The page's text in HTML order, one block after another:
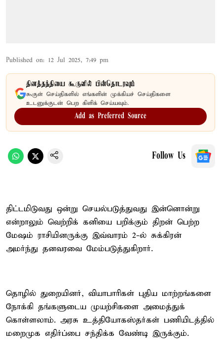
Published on: 12 Jul 2025, 7:49 pm
தினத்தந்தியை கூகுளில் பின்தொடரவும்
கூகுள் செய்திகளில் எங்களின் முக்கியச் செய்திகளை
உடனுக்குடன் பெற கிளிக் செய்யவும்.
Add as Preferred Source
Follow Us
திட்டமிடுவது ஒன்று செயல்படுத்துவது இன்னொன்று
என்றாலும் வெற்றிக் கனியை பறிக்கும் திறன் பெற்ற
மேஷம் ராசியினருக்கு இவ்வாரம் 2-ல் சுக்கிரன்
அமர்ந்து தனவரவை மேம்படுத்துகிறார்.
தொழில் துறையினர், வியாபாரிகள் புதிய மாற்றங்களை
நோக்கி தங்களுடைய முயற்சிகளை அமைத்துக்
கொள்ளலாம். அரசு உத்தியோகஸ்தர்கள் பணியிடத்தில்
மறைமுக எதிர்ப்பை சந்திக்க வேண்டி இருக்கும்.